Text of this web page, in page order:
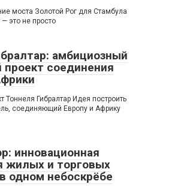
моста Золотой Рог для Стамбула
это не просто
амбициозный
соединения
Тоннеля Гибралтар Идея построить
соединяющий Европу и Африку
инновационная
жилых и торговых
одном небоскрёбе